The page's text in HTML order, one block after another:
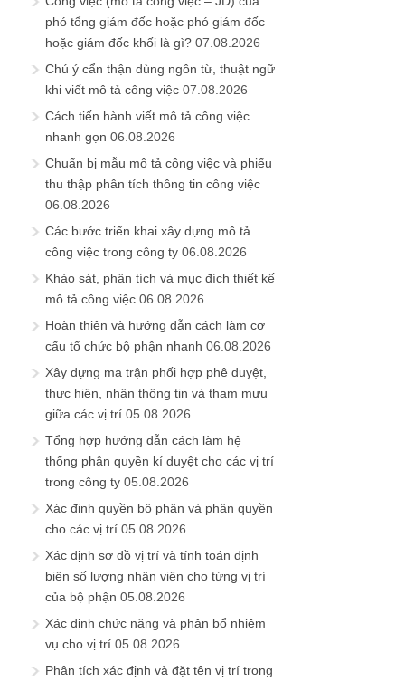
phó tổng giám đốc hoặc phó giám đốc
hoặc giám đốc khối là gì? 07.08.2026
Chú ý cẩn thận dùng ngôn từ, thuật ngữ
khi viết mô tả công việc 07.08.2026
Cách tiến hành viết mô tả công việc
nhanh gọn 06.08.2026
Chuẩn bị mẫu mô tả công việc và phiếu
thu thập phân tích thông tin công việc
06.08.2026
Các bước triển khai xây dựng mô tả
công việc trong công ty 06.08.2026
Khảo sát, phân tích và mục đích thiết kế
mô tả công việc 06.08.2026
Hoàn thiện và hướng dẫn cách làm cơ
cấu tổ chức bộ phận nhanh 06.08.2026
Xây dựng ma trận phối hợp phê duyệt,
thực hiện, nhận thông tin và tham mưu
giữa các vị trí 05.08.2026
Tổng hợp hướng dẫn cách làm hệ
thống phân quyền kí duyệt cho các vị trí
trong công ty 05.08.2026
Xác định quyền bộ phận và phân quyền
cho các vị trí 05.08.2026
Xác định sơ đồ vị trí và tính toán định
biên số lượng nhân viên cho từng vị trí
của bộ phận 05.08.2026
Xác định chức năng và phân bổ nhiệm
vụ cho vị trí 05.08.2026
Phân tích xác định và đặt tên vị trí trong